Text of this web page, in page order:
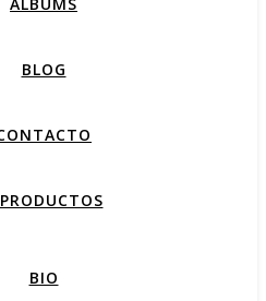
BLOG
BIO